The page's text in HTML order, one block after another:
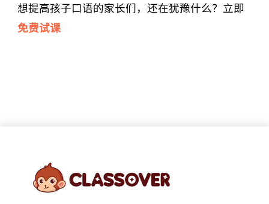
想提高孩子口语的家长们，还在犹豫什么？立即
免费试课